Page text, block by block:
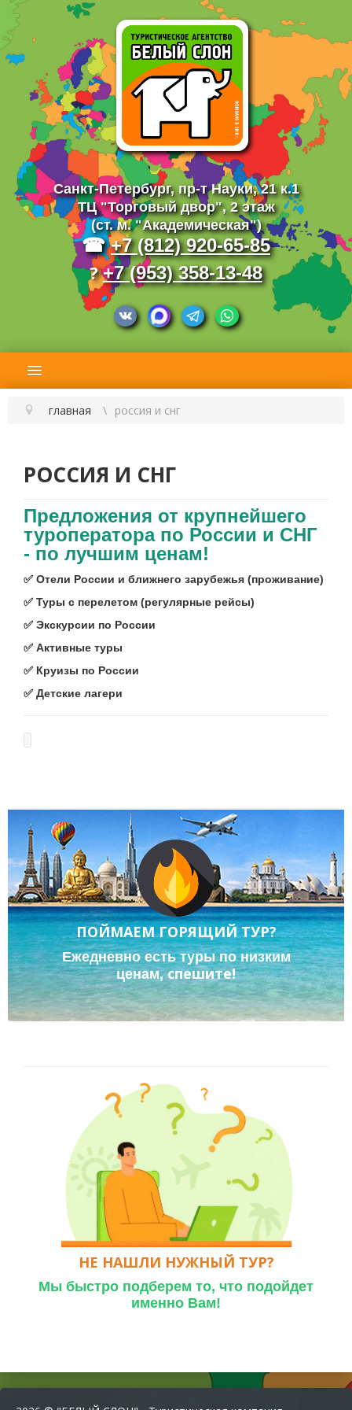
Санкт-Петербург,пр-т Науки, 21 к.1
ТЦ "Торговый двор", 2 этаж
(ст. м. "Академическая")
☎+7 (812) 920-65-85
?+7 (953) 358-13-48
главная россия и снг
РОССИЯ И СНГ
Предложения от крупнейшего
туроператора по России и СНГ
- по лучшим ценам!
✅ Отели России и ближнего зарубежья (проживание)
✅ Туры с перелетом (регулярные рейсы)
✅ Экскурсии по России
✅ Активные туры
✅ Круизы по России
✅ Детские лагери
ПОЙМАЕМ ГОРЯЩИЙ ТУР?
Ежедневно есть туры по низким
ценам,спешите!
НЕ НАШЛИ НУЖНЫЙ ТУР?
Мы быстро подберем то, что подойдет
именно Вам!